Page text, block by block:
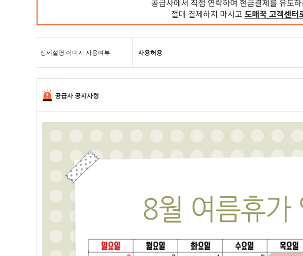
상세설명 이미지 사용여부 사용허용
공급사 공지사항